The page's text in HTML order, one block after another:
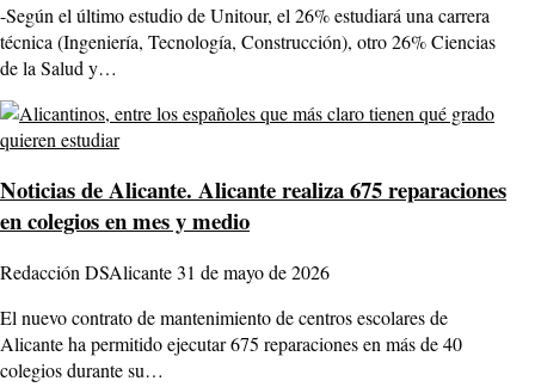
-Según el último estudio de Unitour, el 26% estudiará una carrera
técnica (Ingeniería, Tecnología, Construcción), otro 26% Ciencias
de la Salud y…
Noticias de Alicante. Alicante realiza 675 reparaciones
en colegios en mes y medio
Redacción DSAlicante31 de mayo de 2026
El nuevo contrato de mantenimiento de centros escolares de
Alicante ha permitido ejecutar 675 reparaciones en más de 40
colegios durante su…